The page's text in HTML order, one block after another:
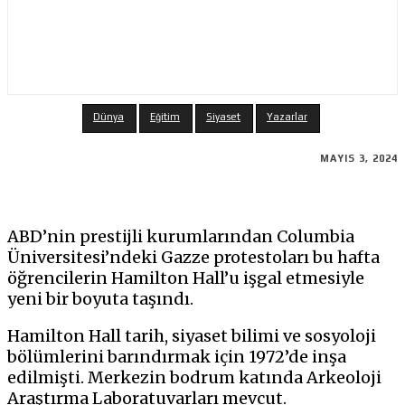
Dünya Eğitim Siyaset Yazarlar
MAYIS 3, 2024
ABD’nin prestijli kurumlarından Columbia
Üniversitesi’ndeki Gazze protestoları bu hafta
öğrencilerin Hamilton Hall’u işgal etmesiyle
yeni bir boyuta taşındı.
Hamilton Hall tarih, siyaset bilimi ve sosyoloji
bölümlerini barındırmak için 1972’de inşa
edilmişti. Merkezin bodrum katında Arkeoloji
Araştırma Laboratuvarları mevcut.